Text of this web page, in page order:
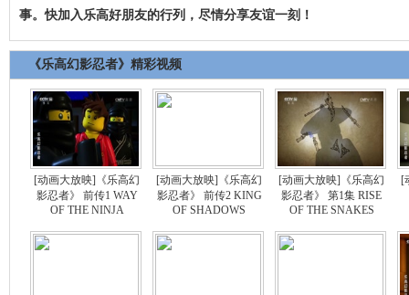
事。快加入乐高好朋友的行列，尽情分享友谊一刻！
《乐高幻影忍者》精彩视频
[动画大放映]《乐高幻
影忍者》 前传1 WAY
OF THE NINJA
[动画大放映]《乐高幻
影忍者》 前传2 KING
OF SHADOWS
[动画大放映]《乐高幻
影忍者》 第1集 RISE
OF THE SNAKES
[